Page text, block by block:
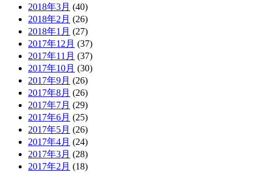
2018年3月 (40)
2018年2月 (26)
2018年1月 (27)
2017年12月 (37)
2017年11月 (37)
2017年10月 (30)
2017年9月 (26)
2017年8月 (26)
2017年7月 (29)
2017年6月 (25)
2017年5月 (26)
2017年4月 (24)
2017年3月 (28)
2017年2月 (18)